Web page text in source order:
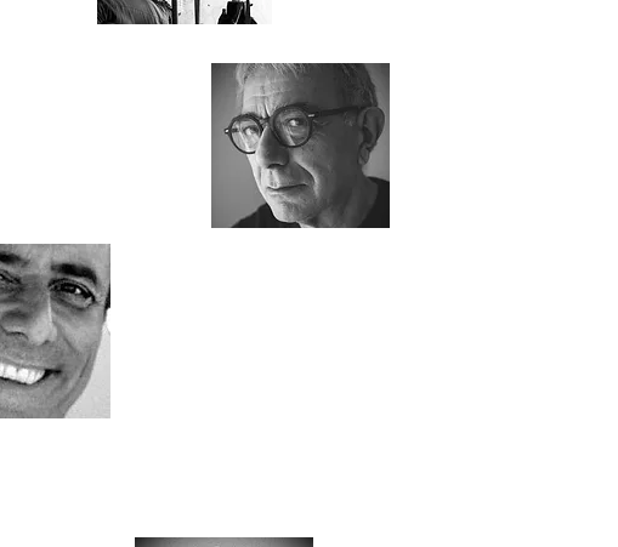
Siracusana e delle